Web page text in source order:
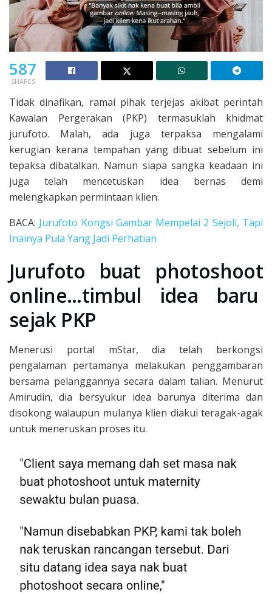
587
SHARES
Tidak dinafikan, ramai pihak terjejas akibat perintah
Kawalan Pergerakan (PKP) termasuklah khidmat
jurufoto. Malah, ada juga terpaksa mengalami
kerugian kerana tempahan yang dibuat sebelum ini
tepaksa dibatalkan. Namun siapa sangka keadaan ini
juga telah mencetuskan idea bernas demi
melengkapkan permintaan klien.
BACA: Jurufoto Kongsi Gambar Mempelai 2 Sejoli, Tapi
Inainya Pula Yang Jadi Perhatian
Jurufoto buat photoshoot
online…timbul idea baru
sejak PKP
Menerusi portal mStar, dia telah berkongsi
pengalaman pertamanya melakukan penggambaran
bersama pelanggannya secara dalam talian. Menurut
Amirudin, dia bersyukur idea barunya diterima dan
disokong walaupun mulanya klien diakui teragak-agak
untuk meneruskan proses itu.